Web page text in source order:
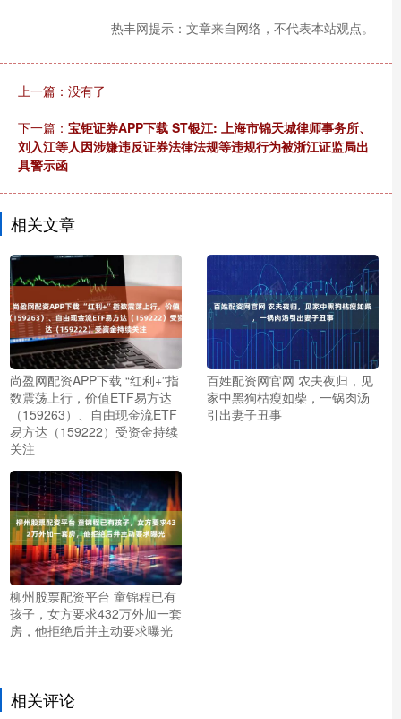
热丰网提示：文章来自网络，不代表本站观点。
上一篇：没有了
下一篇： 宝钜证券APP下载 ST银江: 上海市锦天城律师事务所、
刘入江等人因涉嫌违反证券法律法规等违规行为被浙江证监局出
具警示函
相关文章
尚盈网配资APP下载 “红利+”指
数震荡上行，价值ETF易方达
（159263）、自由现金流ETF
易方达（159222）受资金持续
关注
百姓配资网官网 农夫夜归，见
家中黑狗枯瘦如柴，一锅肉汤
引出妻子丑事
柳州股票配资平台 童锦程已有
孩子，女方要求432万外加一套
房，他拒绝后并主动要求曝光
相关评论